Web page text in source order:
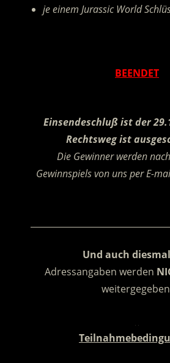
je einem Jurassic World
BEENDET
Einsendeschluß ist der
Rechtsweg ist
Die Gewinner werden
Gewinnspiels von uns per E-
Und auch
Adressangaben werden